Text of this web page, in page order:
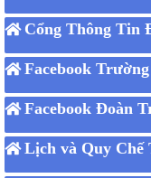
Cổng Thông Tin
Facebook
Facebook Đoàn
Lịch và Quy Chế